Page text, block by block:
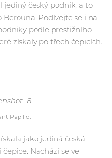
jediný český podnik, a to
Podívejte se i na
podle prestižního
získaly po třech čepicích.
Papilio.
jako jediná česká
Nachází se ve